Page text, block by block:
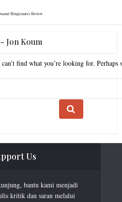
Jon Koum
find what you’re looking for. Perhaps
Us
bantu kami menjadi
kritik dan saran melalui